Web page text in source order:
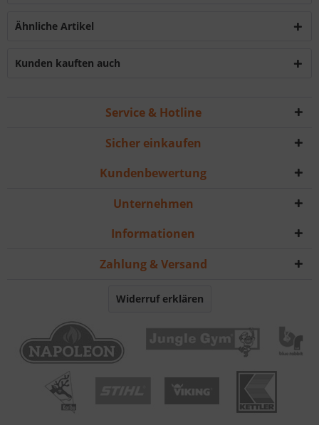
Ähnliche Artikel
Kunden kauften auch
Service & Hotline
Sicher einkaufen
Kundenbewertung
Unternehmen
Informationen
Zahlung & Versand
Widerruf erklären